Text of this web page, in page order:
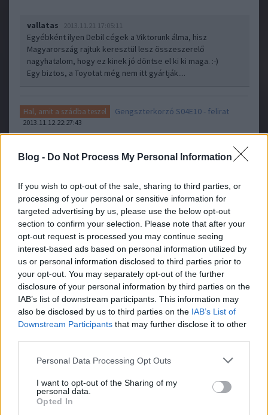
Blog - Do Not Process My Personal Information
If you wish to opt-out of the sale, sharing to third parties, or
processing of your personal or sensitive information for
targeted advertising by us, please use the below opt-out
section to confirm your selection. Please note that after your
opt-out request is processed you may continue seeing
interest-based ads based on personal information utilized by
us or personal information disclosed to third parties prior to
your opt-out. You may separately opt-out of the further
disclosure of your personal information by third parties on the
IAB’s list of downstream participants. This information may
also be disclosed by us to third parties on the IAB’s List of
Downstream Participants that may further disclose it to other
Please note that this website/app uses one or more Google
not limited to your visit or usage behaviour. You may click to
grant or deny consent to Google and its third-party tags to
use your data for below specified purposes in below Google
Personal Data Processing Opt Outs
I want to opt-out of the Sharing of my
personal data.
Opted In
vallatas 2013.11.21 17:05:11
Egyébként ilyen Debil cégek a Viktorunk álma, hisz
Magyarország rajtuk keresztül lesz összeszerelő
nagyhatalom, hogy ez kinek jó döntse el ki ki maga. :-)
Egy biztos, a Toyotat még nem itt gyártják....
Hal, amit a szádba teszel Gengszterkorzó S04E10 - felirat
2013.11.12 22:27:43
Az évad során korábban többször szóba került, hogy "nem
nagyon történik semmi", nemigen haladnak a dolgok, mindenki
eldagonyázgat a saját kis pocsolyájában, és olyan
mellékszálakkal traktálnak bennünket, melyek
érdektelenségénél csak a felesleges volta bosszantóbb. Nos,
ezek a…..
vallatas 2013.11.19 19:48:46
köszönöm :)
Jobbegyenes
Jelentés a gyarmatról - a NAV-botrány, és ami
mögötte van